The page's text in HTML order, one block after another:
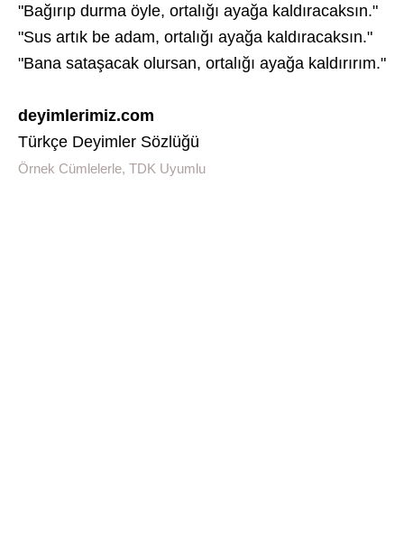
"Bağırıp durma öyle, ortalığı ayağa kaldıracaksın."
"Sus artık be adam, ortalığı ayağa kaldıracaksın."
"Bana sataşacak olursan, ortalığı ayağa kaldırırım."
deyimlerimiz.com
Türkçe Deyimler Sözlüğü
Örnek Cümlelerle, TDK Uyumlu